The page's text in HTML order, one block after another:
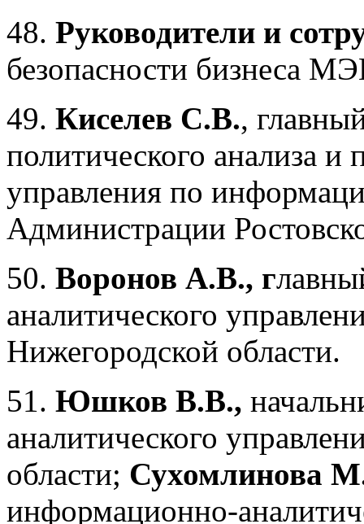
48. Руководители и
безопасности бизнеса
49. Киселев С.В.,
политического анализа и
управления по
Администрации
50. Воронов А.В., г
аналитического
Нижегородской области.
51. Юшков В.В.,
аналитического
области; Сухомлинова
информационно-